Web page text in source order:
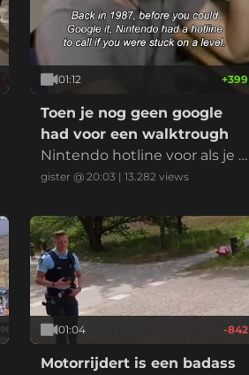
01:12 +399
Toen je nog geen google
had voor een walktrough
Nintendo hotline voor als je k
wam vast te zitten in een lev
gister @ 20:03 |13.282 views
01:04 -842
Motorrijdert is een badass